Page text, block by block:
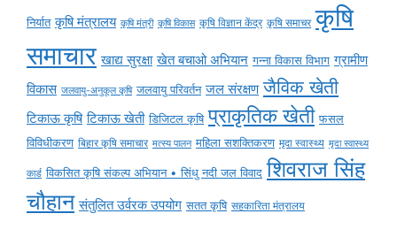
निर्यात कृषि मंत्रालय कृषि मंत्री कृषि विकास कृषि विज्ञान केंद्र कृषि समाचर कृषि
समाचार खाद्य सुरक्षा खेत बचाओ अभियान गन्ना विकास विभाग ग्रामीण
विकास जलवायु-अनुकूल कृषि जलवायु परिवर्तन जल संरक्षण जैविक खेती
टिकाऊ कृषि टिकाऊ खेती डिजिटल कृषि प्राकृतिक खेती फसल
विविधीकरण बिहार कृषि समाचार मत्स्य पालन महिला सशक्तिकरण मृदा स्वास्थ्य मृदा स्वास्थ्य
कार्ड विकसित कृषि संकल्प अभियान • सिंधु नदी जल विवाद शिवराज सिंह
चौहान संतुलित उर्वरक उपयोग सतत कृषि सहकारिता मंत्रालय